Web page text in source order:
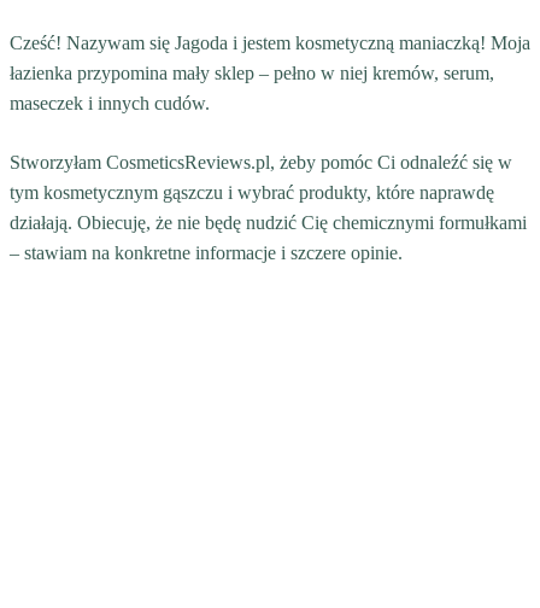
Cześć! Nazywam się Jagoda i jestem kosmetyczną maniaczką! Moja
łazienka przypomina mały sklep – pełno w niej kremów, serum,
maseczek i innych cudów.
Stworzyłam CosmeticsReviews.pl, żeby pomóc Ci odnaleźć się w
tym kosmetycznym gąszczu i wybrać produkty, które naprawdę
działają. Obiecuję, że nie będę nudzić Cię chemicznymi formułkami
– stawiam na konkretne informacje i szczere opinie.